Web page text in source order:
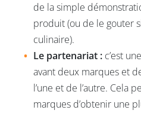
de la simple
produit (ou de le gouter
culinaire).
Le partenariat : c’est
avant deux marques et
l’une et de l’autre. Cela
marques d’obtenir une